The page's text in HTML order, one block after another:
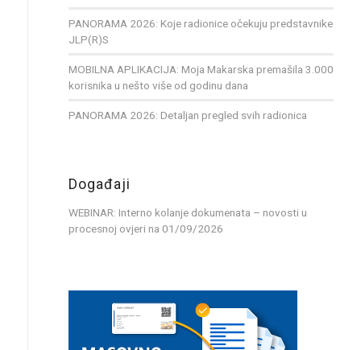
PANORAMA 2026: Koje radionice očekuju predstavnike
JLP(R)S
MOBILNA APLIKACIJA: Moja Makarska premašila 3.000
korisnika u nešto više od godinu dana
PANORAMA 2026: Detaljan pregled svih radionica
Događaji
WEBINAR: Interno kolanje dokumenata – novosti u
procesnoj ovjeri na 01/09/2026